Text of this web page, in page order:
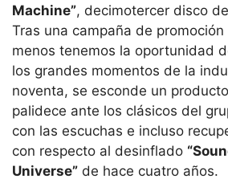
Machine”, decimotercer disco
Tras una campaña de
menos tenemos la oportunidad
los grandes momentos de la
noventa, se esconde un
palidece ante los clásicos del
con las escuchas e incluso
con respecto al desinflado
Universe” de hace cuatro años.